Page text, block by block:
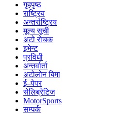
गृहपृष्ठ
राष्ट्रिय
अन्तर्राष्ट्रिय
मूल्य सूची
अटो रोचक
इभेन्ट
प्रविधी
अन्तर्वार्ता
अटोलोन बिमा
ई–पेपर
सेलिब्रेटिज
MotorSports
सम्पर्क